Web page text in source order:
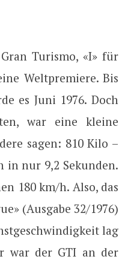
Turismo, «I» für
Weltpremiere. Bis
es Juni 1976. Doch
war eine kleine
sagen: 810 Kilo –
in nur 9,2 Sekunden.
180 km/h. Also, das
(Ausgabe 32/1976)
lag
war der GTI an der